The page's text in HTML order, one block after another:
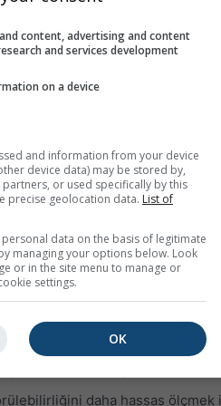
0% 5% 15% 20% 30%
günlük hava durumu
gösterir.
ne kadar büyükse, tahmin
genellikle tahmin günleri
daha hassas ölçmek
content, advertising and content
and services development
on a device
and information from your device
device data) may be stored by,
or used specifically by this
precise geolocation data. List of
data on the basis of legitimate
managing your options below. Look
or in the site menu to manage or
settings.
OK